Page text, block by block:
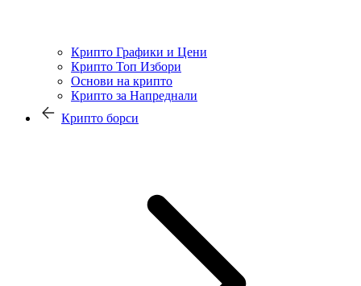
Крипто Графики и Цени
Крипто Топ Избори
Основи на крипто
Крипто за Напреднали
Крипто борси